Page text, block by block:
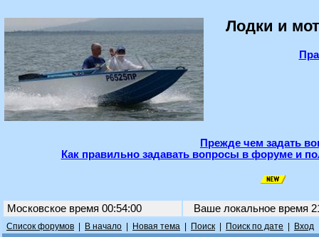
Лодки и
Прежде чем задать
Как правильно задавать вопросы в форуме и
Московское время 00:54:00 Ваше локальное время
Список форумов В начало Новая тема Поиск Поиск по дате Вход